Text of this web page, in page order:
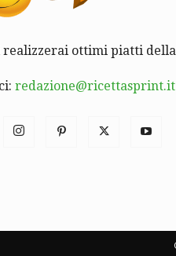
realizzerai ottimi piatti
redazione@ricettasprint.it